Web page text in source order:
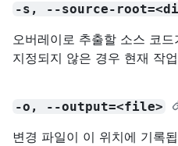
-s, --source-
오버레이로 추출할 소스 코
지정되지 않은 경우 현재 작
-o, --output=<file>
변경 파일이 이 위치에 기록